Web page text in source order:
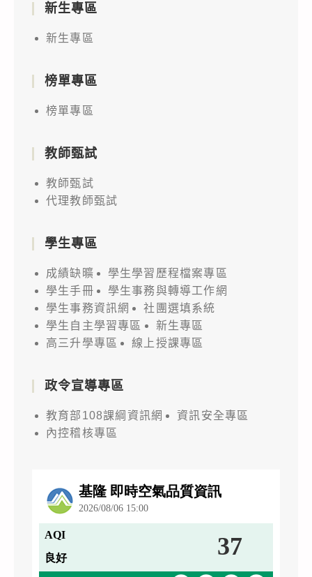
新生專區
新生專區
榜單專區
榜單專區
教師甄試
教師甄試
代理教師甄試
學生專區
成績缺曠
學生學習歷程檔案專區
學生手冊
學生事務與轉導工作網
學生事務資訊網
社團選填系統
學生自主學習專區
新生專區
高三升學專區
線上授課專區
政令宣導專區
教育部108課綱資訊網
資訊安全專區
內控稽核專區